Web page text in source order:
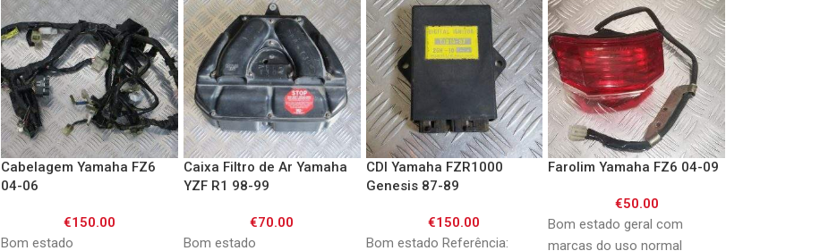
Cabelagem Yamaha FZ6
04-06
€150.00
Bom estado
Caixa Filtro de Ar Yamaha
YZF R1 98-99
€70.00
Bom estado
CDI Yamaha FZR1000
Genesis 87-89
€150.00
Bom estado Referência:
Farolim Yamaha FZ6 04-09
€50.00
Bom estado geral com
marcas do uso normal